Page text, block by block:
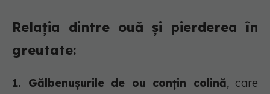
Relația dintre ouă și pierderea în
greutate:
1. Gălbenușurile de ou conțin colină, care